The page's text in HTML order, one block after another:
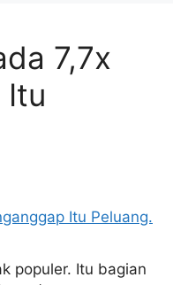
7,7x
Itu
populer. Itu bagian